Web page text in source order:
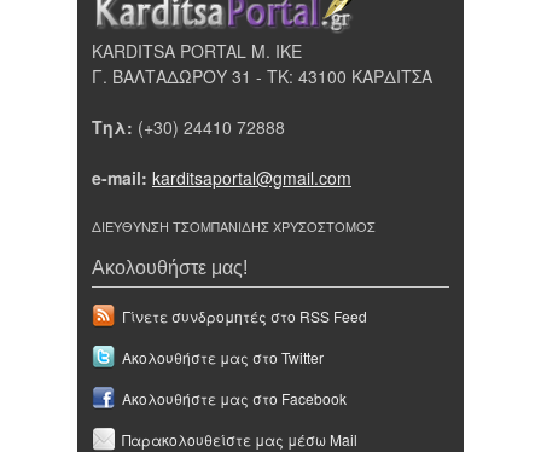
KARDITSA PORTAL Μ. ΙΚΕ
Γ. ΒΑΛΤΑΔΩΡΟΥ 31 - ΤΚ: 43100 ΚΑΡΔΙΤΣΑ
Τηλ: (+30) 24410 72888
e-mail: karditsaportal@gmail.com
ΔΙΕΥΘΥΝΣΗ ΤΣΟΜΠΑΝΙΔΗΣ ΧΡΥΣΟΣΤΟΜΟΣ
Ακολουθήστε μας!
Γίνετε συνδρομητές στο RSS Feed
Ακολουθήστε μας στο Twitter
Ακολουθήστε μας στο Facebook
Παρακολουθείστε μας μέσω Mail